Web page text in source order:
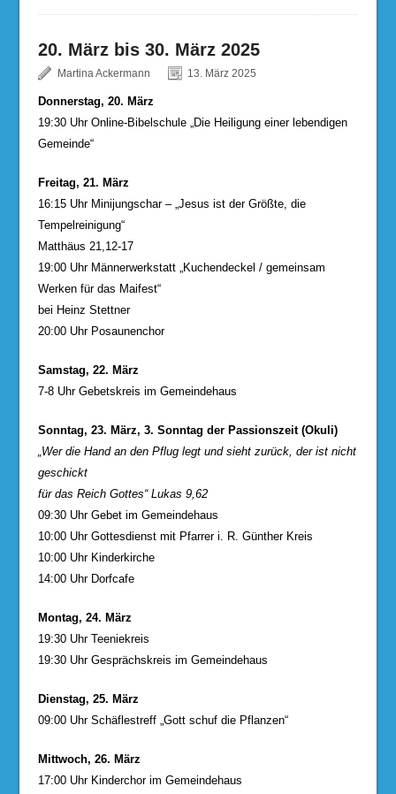
20. März bis 30. März 2025
Martina Ackermann 13. März 2025
Donnerstag, 20. März
19:30 Uhr Online-Bibelschule „Die Heiligung einer lebendigen
Gemeinde“
Freitag, 21. März
16:15 Uhr Minijungschar – „Jesus ist der Größte, die
Tempelreinigung“
Matthäus 21,12-17
19:00 Uhr Männerwerkstatt „Kuchendeckel / gemeinsam
Werken für das Maifest“
bei Heinz Stettner
20:00 Uhr Posaunenchor
Samstag, 22. März
7-8 Uhr Gebetskreis im Gemeindehaus
Sonntag, 23. März, 3. Sonntag der Passionszeit (Okuli)
„Wer die Hand an den Pflug legt und sieht zurück, der ist nicht
geschickt
für das Reich Gottes“ Lukas 9,62
09:30 Uhr Gebet im Gemeindehaus
10:00 Uhr Gottesdienst mit Pfarrer i. R. Günther Kreis
10:00 Uhr Kinderkirche
14:00 Uhr Dorfcafe
Montag, 24. März
19:30 Uhr Teeniekreis
19:30 Uhr Gesprächskreis im Gemeindehaus
Dienstag, 25. März
09:00 Uhr Schäflestreff „Gott schuf die Pflanzen“
Mittwoch, 26. März
17:00 Uhr Kinderchor im Gemeindehaus